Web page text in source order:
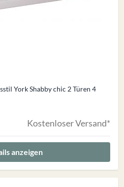
York Shabby chic 2 Türen 4
Kostenloser Versand*
anzeigen